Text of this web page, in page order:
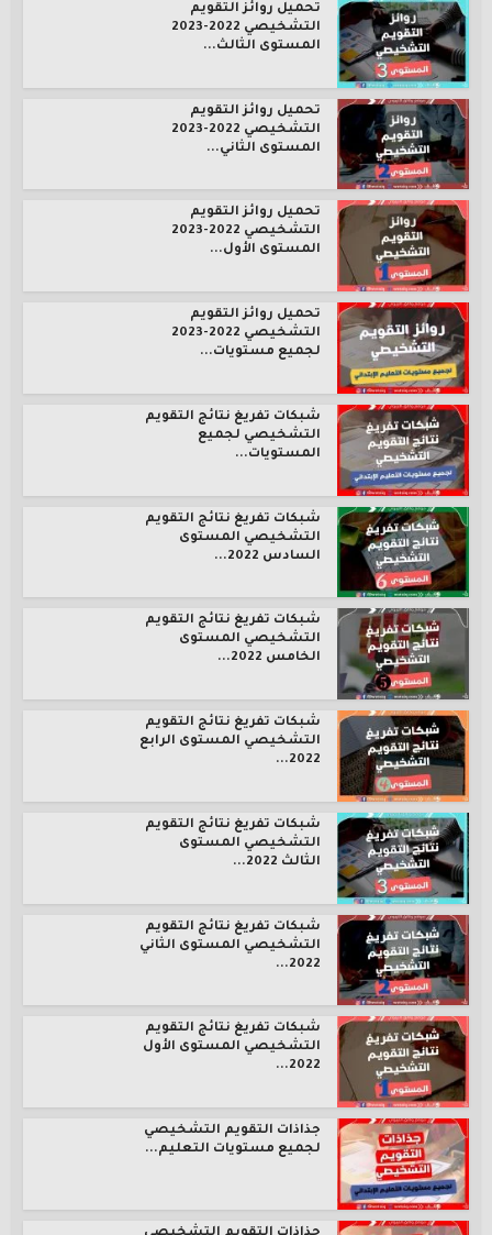
تحميل روائز التقويم
التشخيصي 2022-2023
المستوى الثالث...
تحميل روائز التقويم
التشخيصي 2022-2023
المستوى الثاني...
تحميل روائز التقويم
التشخيصي 2022-2023
المستوى الأول...
تحميل روائز التقويم
التشخيصي 2022-2023
لجميع مستويات...
شبكات تفريغ نتائج التقويم
التشخيصي لجميع
المستويات...
شبكات تفريغ نتائج التقويم
التشخيصي المستوى
السادس 2022...
شبكات تفريغ نتائج التقويم
التشخيصي المستوى
الخامس 2022...
شبكات تفريغ نتائج التقويم
التشخيصي المستوى الرابع
2022...
شبكات تفريغ نتائج التقويم
التشخيصي المستوى
الثالث 2022...
شبكات تفريغ نتائج التقويم
التشخيصي المستوى الثاني
2022...
شبكات تفريغ نتائج التقويم
التشخيصي المستوى الأول
2022...
جذاذات التقويم التشخيصي
لجميع مستويات التعليم...